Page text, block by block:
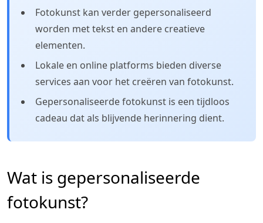
Fotokunst kan verder gepersonaliseerd
worden met tekst en andere creatieve
elementen.
Lokale en online platforms bieden diverse
services aan voor het creëren van fotokunst.
Gepersonaliseerde fotokunst is een tijdloos
cadeau dat als blijvende herinnering dient.
Wat is gepersonaliseerde
fotokunst?